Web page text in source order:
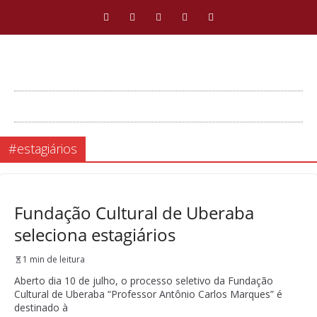
#estagiários
Fundação Cultural de Uberaba
seleciona estagiários
1 min de leitura
Aberto dia 10 de julho, o processo seletivo da Fundação
Cultural de Uberaba “Professor Antônio Carlos Marques” é
destinado à